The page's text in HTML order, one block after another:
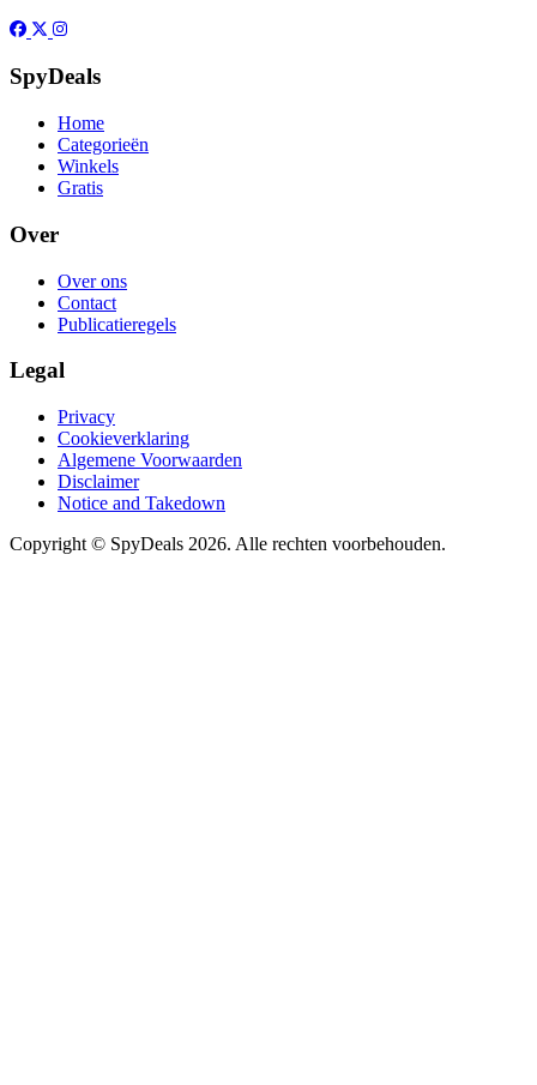
SpyDeals
Home
Categorieën
Winkels
Gratis
Over
Over ons
Contact
Publicatieregels
Legal
Privacy
Cookieverklaring
Algemene Voorwaarden
Disclaimer
Notice and Takedown
Copyright © SpyDeals 2026. Alle rechten voorbehouden.